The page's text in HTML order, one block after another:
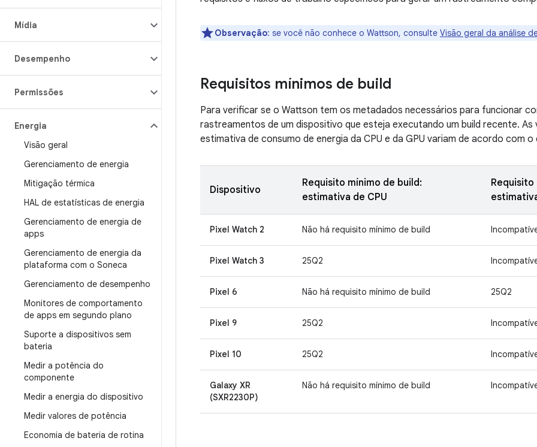
Mídia
Desempenho
Permissões
Energia
Visão geral
Gerenciamento de energia
Mitigação térmica
HAL de estatísticas de energia
Gerenciamento de energia de
apps
Gerenciamento de energia da
plataforma com o Soneca
Gerenciamento de desempenho
Monitores de comportamento
de apps em segundo plano
Suporte a dispositivos sem
bateria
Medir a potência do
componente
Medir a energia do dispositivo
Medir valores de potência
Economia de bateria de rotina
Observação: se você não conhece o Wattson, consulte Visão geral da análise
Requisitos mínimos de build
Para verificar se o Wattson tem os metadados necessários para funcionar
rastreamentos de um dispositivo que esteja executando um build recente. As
estimativa de consumo de energia da CPU e da GPU variam de acordo com
Dispositivo
Requisito mínimo de build:
estimativa de CPU
Requisito
Pixel Watch 2 Não há requisito mínimo de build
Pixel Watch 3 25Q2
Pixel 6 Não há requisito mínimo de build 25Q2
Pixel 9 25Q2
Pixel 10 25Q2
Galaxy XR
(SXR2230P)
Não há requisito mínimo de build